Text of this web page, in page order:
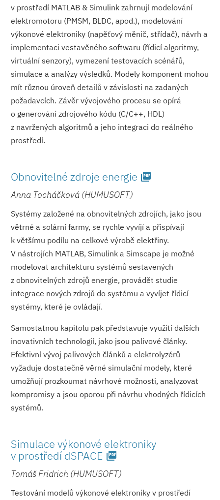
v prostředí MATLAB & Simulink zahrnují modelování
elektromotoru (PMSM, BLDC, apod.), modelování
výkonové elektroniky (napěťový měnič, střídač), návrh a
implementaci vestavěného softwaru (řídicí algoritmy,
virtuální senzory), vymezení testovacích scénářů,
simulace a analýzy výsledků. Modely komponent mohou
mít různou úroveň detailů v závislosti na zadaných
požadavcích. Závěr vývojového procesu se opírá
o generování zdrojového kódu (C/C++, HDL)
z navržených algoritmů a jeho integraci do reálného
prostředí.
Obnovitelné zdroje energie picture_as_pdf
Anna Tocháčková (HUMUSOFT)
Systémy založené na obnovitelných zdrojích, jako jsou
větrné a solární farmy, se rychle vyvíjí a přispívají
k většímu podílu na celkové výrobě elektřiny.
V nástrojích MATLAB, Simulink a Simscape je možné
modelovat architekturu systémů sestavených
z obnovitelných zdrojů energie, provádět studie
integrace nových zdrojů do systému a vyvíjet řídicí
systémy, které je ovládají.
Samostatnou kapitolu pak představuje využití dalších
inovativních technologií, jako jsou palivové články.
Efektivní vývoj palivových článků a elektrolyzérů
vyžaduje dostatečně věrné simulační modely, které
umožňují prozkoumat návrhové možnosti, analyzovat
kompromisy a jsou oporou při návrhu vhodných řídicích
systémů.
Simulace výkonové elektroniky
v prostředí dSPACE picture_as_pdf
Tomáš Fridrich (HUMUSOFT)
Testování modelů výkonové elektroniky v prostředí